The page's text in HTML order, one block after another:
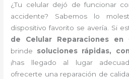
¿Tu celular dejó de funcionar
accidente? Sabemos lo
dispositivo favorito se avería. Si
de Celular Reparaciones en
brinde soluciones rápidas,
¡has llegado al lugar
ofrecerte una reparación de